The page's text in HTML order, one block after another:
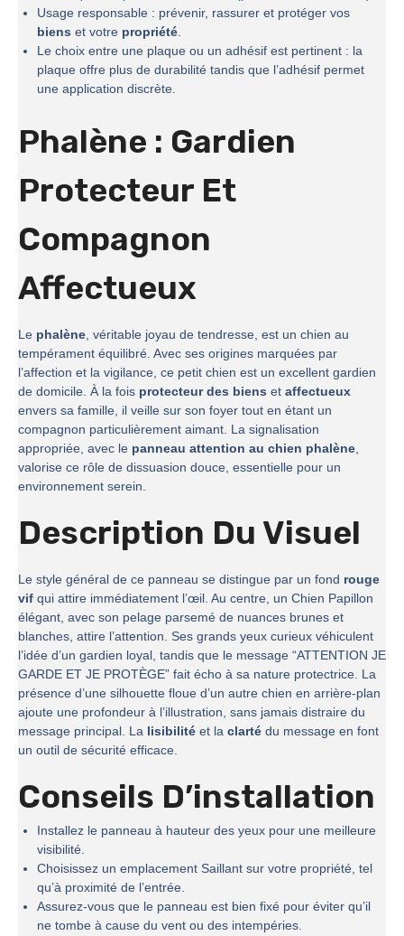
Usage responsable : prévenir, rassurer et protéger vos
biens et votre propriété.
Le choix entre une plaque ou un adhésif est pertinent : la
plaque offre plus de durabilité tandis que l’adhésif permet
une application discrète.
Phalène : Gardien
Protecteur Et
Compagnon
Affectueux
Le phalène, véritable joyau de tendresse, est un chien au
tempérament équilibré. Avec ses origines marquées par
l’affection et la vigilance, ce petit chien est un excellent gardien
de domicile. À la fois protecteur des biens et affectueux
envers sa famille, il veille sur son foyer tout en étant un
compagnon particulièrement aimant. La signalisation
appropriée, avec le panneau attention au chien phalène,
valorise ce rôle de dissuasion douce, essentielle pour un
environnement serein.
Description Du Visuel
Le style général de ce panneau se distingue par un fond rouge
vif qui attire immédiatement l’œil. Au centre, un Chien Papillon
élégant, avec son pelage parsemé de nuances brunes et
blanches, attire l’attention. Ses grands yeux curieux véhiculent
l’idée d’un gardien loyal, tandis que le message “ATTENTION JE
GARDE ET JE PROTÈGE” fait écho à sa nature protectrice. La
présence d’une silhouette floue d’un autre chien en arrière-plan
ajoute une profondeur à l’illustration, sans jamais distraire du
message principal. La lisibilité et la clarté du message en font
un outil de sécurité efficace.
Conseils D’installation
Installez le panneau à hauteur des yeux pour une meilleure
visibilité.
Choisissez un emplacement Saillant sur votre propriété, tel
qu’à proximité de l’entrée.
Assurez-vous que le panneau est bien fixé pour éviter qu’il
ne tombe à cause du vent ou des intempéries.